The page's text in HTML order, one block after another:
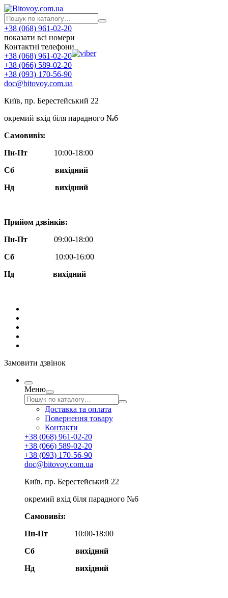
+38 (068) 961-02-20
показати всі номери
Контактні телефони
+38 (068) 961-02-20
+38 (066) 589-02-20
+38 (093) 170-56-90
doc@bitovoy.com.ua
Київ, пр. Берестейський 22
окремий вхід біля парадного №6
Самовивіз:
Пн-Пт
10:00-18:00
Сб
вихідний
Нд
вихідний
Прийом дзвінків:
Пн-Пт
09:00-18:00
Сб
10:00-16:00
Нд вихідний
Замовити дзвінок
Меню
Доставка та оплата
Повернення товару
Контакти
+38 (068) 961-02-20
+38 (066) 589-02-20
+38 (093) 170-56-90
doc@bitovoy.com.ua
Київ, пр. Берестейський 22
окремий вхід біля парадного №6
Самовивіз:
Пн-Пт
10:00-18:00
Сб
вихідний
Нд
вихідний